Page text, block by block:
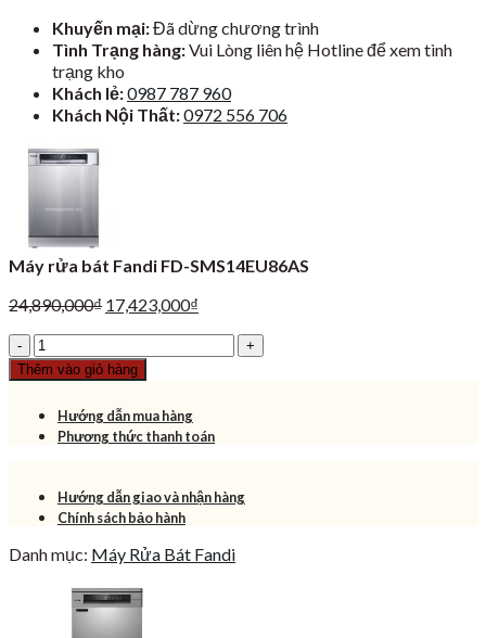
Khuyến mại:Đã dừng chương trình
Tình Trạng hàng:Vui Lòng liên hệ Hotline để xem tình
trạng kho
Khách lẻ:0987 787 960
Khách Nội Thất:0972 556 706
Máy rửa bát Fandi FD-SMS14EU86AS
24,890,000₫ Giá
24,890,000₫.
17,423,000₫
Máy
rửa
bát
Fandi
FD-
SMS14EU86AS
lượng
Thêm vào giỏ hàng
Hướng dẫn mua hàng
Phương thức thanh toán
Hướng dẫn giao và nhận hàng
Chính sách bảo hành
Danh mục: Máy Rửa Bát Fandi